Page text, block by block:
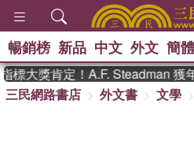
熱搜：
暢銷榜 新品 中文 外文 簡體
大獎肯定！A.F. Steadman 獲
三民網路書店
外文書 文學